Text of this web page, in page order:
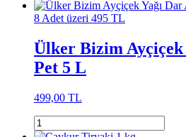
8 Adet üzeri 495 TL
Ülker Bizim Ayçiçek
Pet 5 L
499,00 TL